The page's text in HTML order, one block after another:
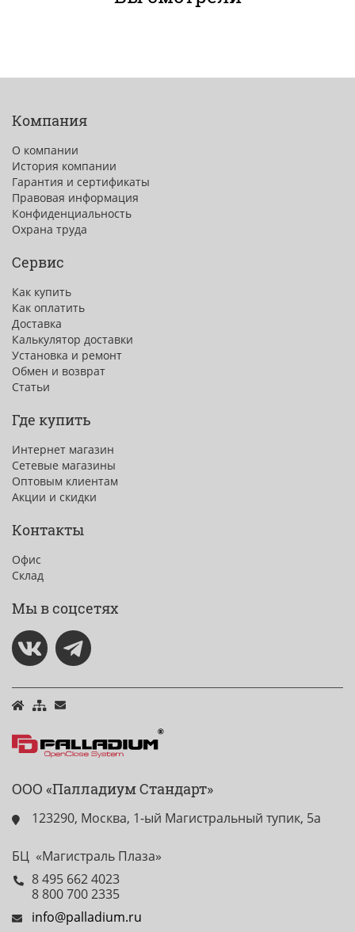
Компания
О компании
История компании
Гарантия и сертификаты
Правовая информация
Конфиденциальность
Охрана труда
Сервис
Как купить
Как оплатить
Доставка
Калькулятор доставки
Установка и ремонт
Обмен и возврат
Статьи
Где купить
Интернет магазин
Сетевые магазины
Оптовым клиентам
Акции и скидки
Контакты
Офис
Склад
Мы в соцсетях
ООО «Палладиум Стандарт»
123290, Москва, 1-ый Магистральный тупик, 5а
БЦ «Магистраль Плаза»
8 495 662 4023
8 800 700 2335
info@palladium.ru